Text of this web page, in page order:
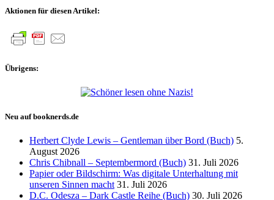
Aktionen für diesen Artikel:
Übrigens:
Neu auf booknerds.de
Herbert Clyde Lewis – Gentleman über Bord (Buch) 5.
August 2026
Chris Chibnall – Septembermord (Buch) 31. Juli 2026
Papier oder Bildschirm: Was digitale Unterhaltung mit
unseren Sinnen macht 31. Juli 2026
D.C. Odesza – Dark Castle Reihe (Buch) 30. Juli 2026